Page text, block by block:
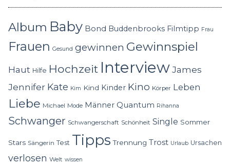
Album Baby Bond Buddenbrooks Filmtipp Frau
Frauen Gesund gewinnen Gewinnspiel
Haut Hilfe Hochzeit InterviewJames
Jennifer Kate Kim Kind Kinder Kino Körper Leben
Liebe Michael Mode Männer Quantum Rihanna
Schwanger Schwangerschaft Schönheit Single Sommer
Stars Sängerin Test Tipps Trennung Trost Urlaub Ursachen
verlosen Welt wissen